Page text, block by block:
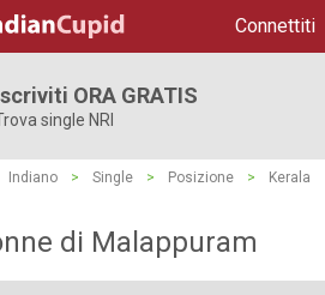
Connettiti
ORA GRATIS
single NRI
Indiano > Single > Posizione >
Kerala
di Malappuram